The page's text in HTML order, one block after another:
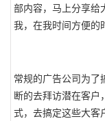
部内容，马上分享给
我，在我时间方便的
常规的广告公司为了
断的去拜访潜在客户
式，去搞定这些大客